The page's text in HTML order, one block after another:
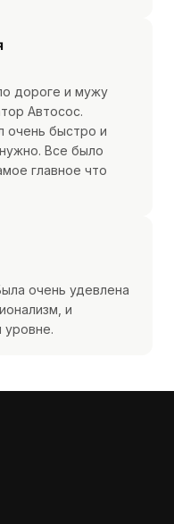
дороге и мужу
Автосос.
очень быстро и
Все было
главное что
очень удевлена
и
уровне.